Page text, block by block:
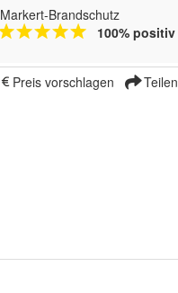
Markert-Brandschutz
100% positiv
Preis vorschlagen Teilen